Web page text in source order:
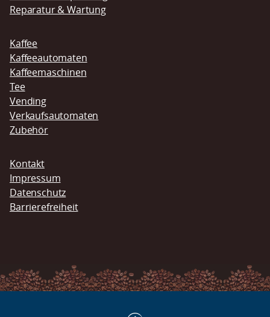
Reparatur & Wartung
Kaffee
Kaffeeautomaten
Kaffeemaschinen
Tee
Vending
Verkaufsautomaten
Zubehör
Navigation
überspringen
Kontakt
Impressum
Datenschutz
Barrierefreiheit